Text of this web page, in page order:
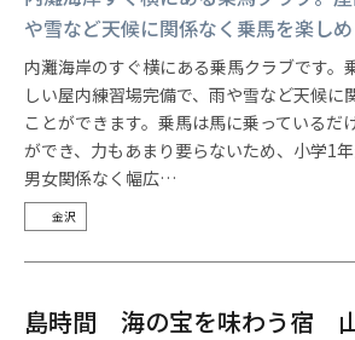
や雪など天候に関係なく乗馬を楽しめ
内灘海岸のすぐ横にある乗馬クラブです。
しい屋内練習場完備で、雨や雪など天候に
ことができます。乗馬は馬に乗っているだ
ができ、力もあまり要らないため、小学1
男女関係なく幅広…
金沢
島時間 海の宝を味わう宿